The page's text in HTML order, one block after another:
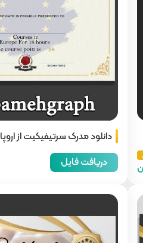
دانلود مدرک سرتیفیکیت از اروپا
دریافت فایل